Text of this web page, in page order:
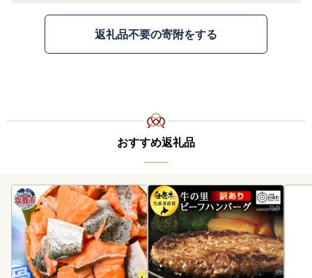
返礼品不要の寄附をする
おすすめ返礼品